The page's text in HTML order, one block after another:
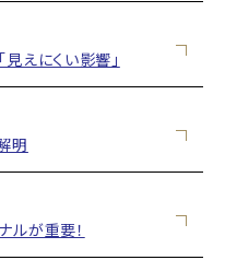
えにくい影響」
明
ルが重要！